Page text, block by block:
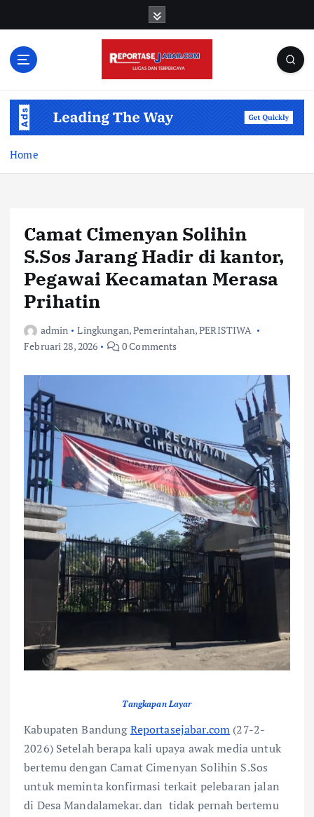
Home
Camat Cimenyan Solihin
S.Sos Jarang Hadir di kantor,
Pegawai Kecamatan Merasa
Prihatin
admin Lingkungan,Pemerintahan,PERISTIWA
Februari 28, 2026
0 Comments
Tangkapan Layar
Kabupaten BandungReportasejabar.com (27-2-
2026) Setelah berapa kali upaya awak media untuk
bertemu dengan Camat Cimenyan Solihin S.Sos
untuk meminta konfirmasi terkait pelebaran jalan
di Desa Mandalamekar. dan tidak pernah bertemu